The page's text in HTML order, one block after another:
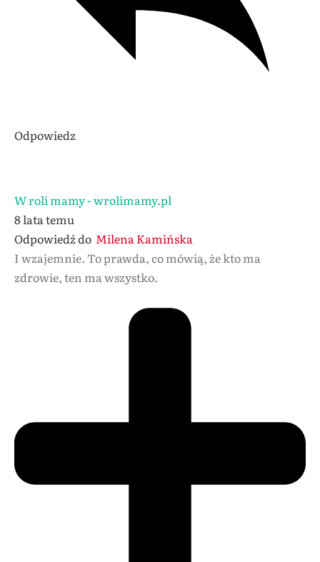
Odpowiedz
W roli mamy - wrolimamy.pl
8 lata temu
Odpowiedź do Milena Kamińska
I wzajemnie. To prawda, co mówią, że kto ma
zdrowie, ten ma wszystko.